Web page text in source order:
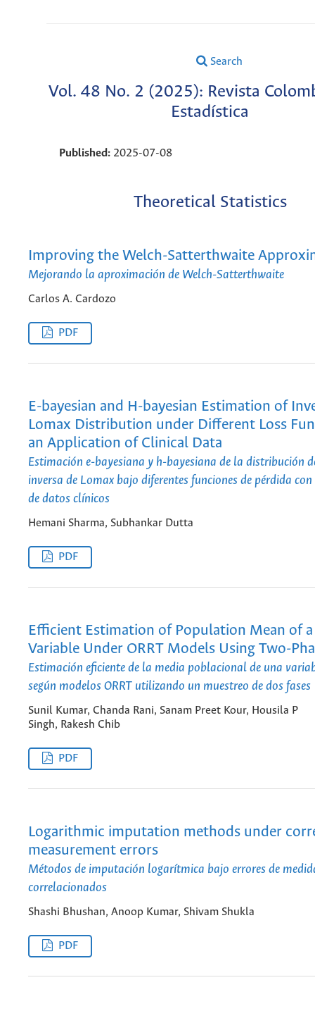
Search
Vol. 48 No. 2 (2025): Revista
Estadística
Published: 2025-07-08
Theoretical Statistics
Improving the Welch-Satterthwaite
Mejorando la aproximación de Welch-Satterthwaite
Carlos A. Cardozo
PDF
E-bayesian and H-bayesian Estimation of
Lomax Distribution under Different Loss
an Application of Clinical Data
Estimación e-bayesiana y h-bayesiana de la distribución
inversa de Lomax bajo diferentes funciones de pérdida
de datos clínicos
Hemani Sharma, Subhankar Dutta
PDF
Efficient Estimation of Population Mean of a
Variable Under ORRT Models Using Two-
Estimación eficiente de la media poblacional de una
según modelos ORRT utilizando un muestreo de dos fases
Sunil Kumar, Chanda Rani, Sanam Preet Kour, Housila P
Singh, Rakesh Chib
PDF
Logarithmic imputation methods under
measurement errors
Métodos de imputación logarítmica bajo errores de
correlacionados
Shashi Bhushan, Anoop Kumar, Shivam Shukla
PDF